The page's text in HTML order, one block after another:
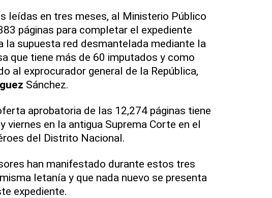
leídas en tres meses, al Ministerio Público
páginas para completar el expediente
la supuesta red desmantelada mediante la
que tiene más de 60 imputados y como
al exprocurador general de la República,
Sánchez.
aprobatoria de las 12,274 páginas tiene
viernes en la antigua Suprema Corte en el
del Distrito Nacional.
han manifestado durante estos tres
letanía y que nada nuevo se presenta
expediente.